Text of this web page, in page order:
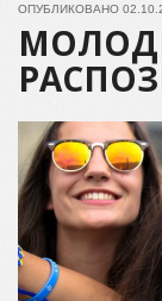
content
ОПУБЛИКОВАНО